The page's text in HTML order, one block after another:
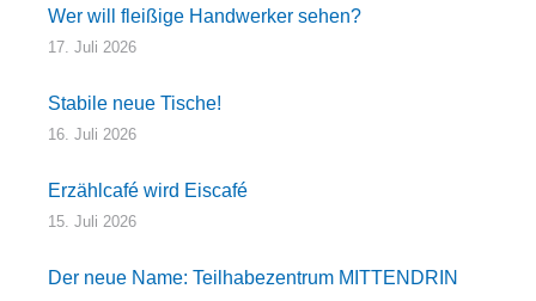
Wer will fleißige Handwerker sehen?
17. Juli 2026
Stabile neue Tische!
16. Juli 2026
Erzählcafé wird Eiscafé
15. Juli 2026
Der neue Name: Teilhabezentrum MITTENDRIN